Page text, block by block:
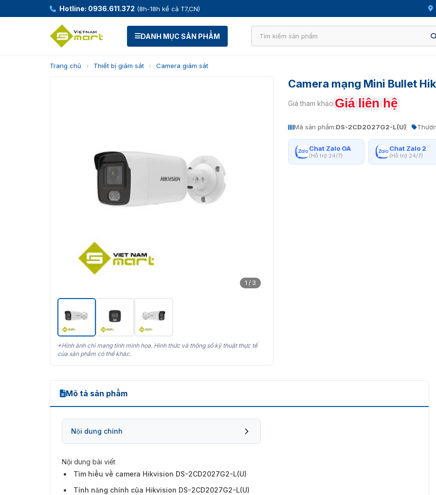
Hotline: 0936.611.372 (8h-18h kể cả T7,CN)
DANH MỤC SẢN PHẨM
Trang chủ › Thiết bị giám sát › Camera giám sát
1 / 3
*Hình ảnh chỉ mang tính minh họa. Hình thức và thông số kỹ thuật thực tế
của sản phẩm có thể khác.
Camera mạng Mini Bullet
Giá tham khảo:Giá liên hệ
Mã sản phẩm:DS-2CD2027G2-L(U)
Chat Zalo OA
(Hỗ trợ 24/7)
Chat Zalo 2
(Hỗ trợ 24/7)
Mô tả sản phẩm
Nội dung chính
Nội dung bài viết
Tìm hiểu về camera Hikvision DS-2CD2027G2-L(U)
Tính năng chính của Hikvision DS-2CD2027G2-L(U)